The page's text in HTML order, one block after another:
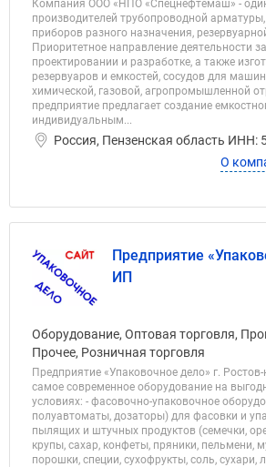
Компания ООО «НПО «Спецнефтемаш» -
производителей трубопроводной
приборов разного назначения,
Приоритетное направление деятельности
проектировании и разработке, а также
резервуаров и емкостей, сосудов для
химической, газовой, агропромышленной
предприятие предлагает создание
индивидуальным...
Россия, Пензенская область ИНН:
О
Предприятие
ИП
Оборудование, Оптовая торговля,
Прочее, Розничная торговля
Предприятие «Упаковочное дело» г.
самое современное оборудование на
условиях: - фасовочно-упаковочное
полуавтоматы, дозаторы) для фасовки и
пылящих и штучных продуктов (семечки,
крупы, сахар, конфеты, пряники, пельмени,
порошки, специи, сухофрукты, соль, сухари,